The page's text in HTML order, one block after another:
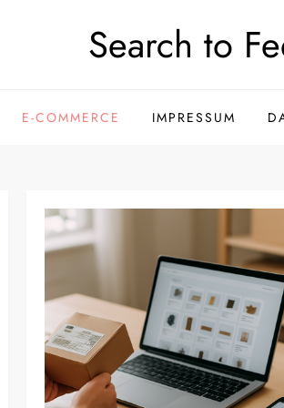
Search to
E-COMMERCE IMPRESSUM